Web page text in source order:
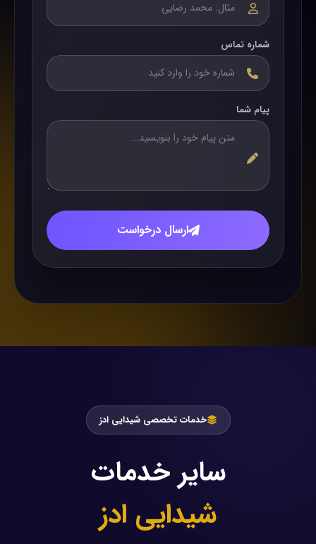
شماره تماس
پیام شما
ارسال درخواست
خدمات تخصصی شیدایی ادز
سایر خدمات
شیدایی ادز